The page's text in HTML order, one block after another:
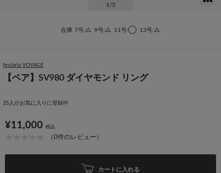
1 /5
在庫 7号:△ 9号:△ 11号:◯ 13号:△
festaria VOYAGE
【ペア】SV980 ダイヤモンド リング
25 人がお気に入りに登録中
¥11,000 税込
（0件のレビュー）
カートに入れる